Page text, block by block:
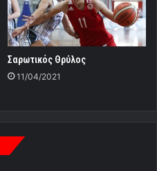
Σαρωτικός Θρύλος
11/04/2021